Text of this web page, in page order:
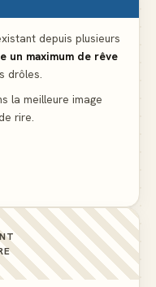
médecin ▲ 6
le mari tonde la
depuis plusieurs
un maximum de rêve
drôles.
la meilleure image
rire.